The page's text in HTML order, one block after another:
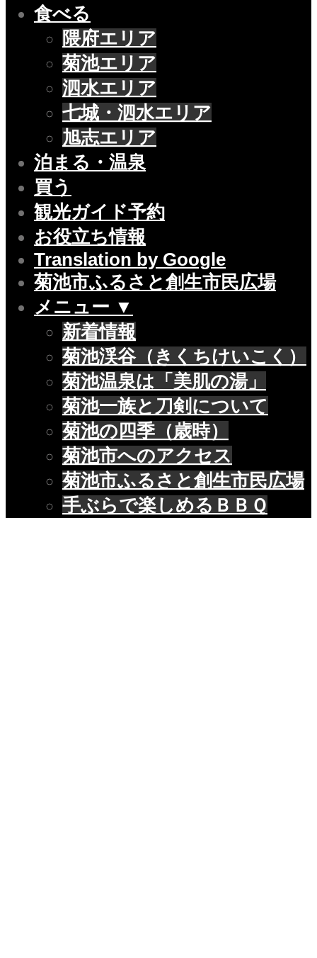
食べる
隈府エリア
菊池エリア
泗水エリア
七城・泗水エリア
旭志エリア
泊まる・温泉
買う
観光ガイド予約
お役立ち情報
Translation by Google
菊池市ふるさと創生市民広場
メニュー ▼
新着情報
菊池渓谷（きくちけいこく）
菊池温泉は「美肌の湯」
菊池一族と刀剣について
菊池の四季（歳時）
菊池市へのアクセス
菊池市ふるさと創生市民広場
手ぶらで楽しめるＢＢＱ